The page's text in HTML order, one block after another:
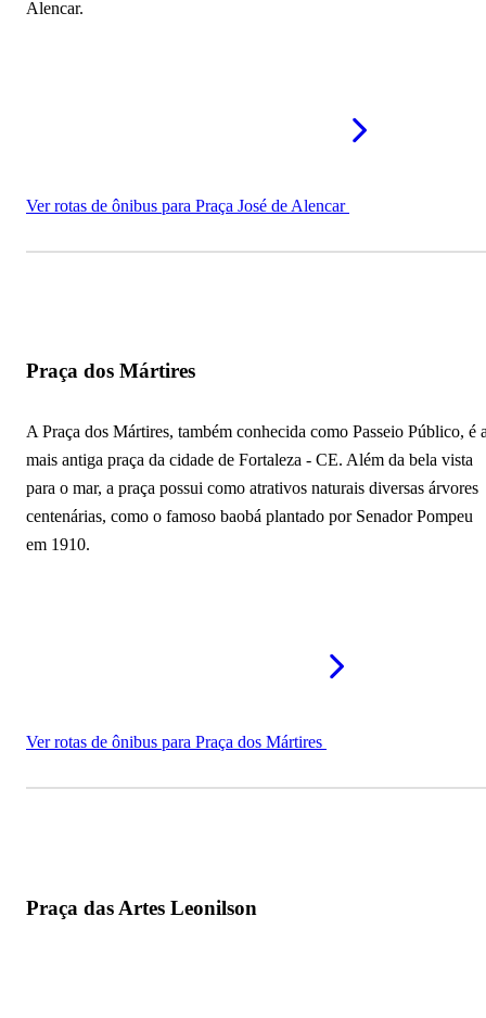
Alencar.
Ver rotas de ônibus para Praça José de Alencar
Praça dos Mártires
A Praça dos Mártires, também conhecida como Passeio Público, é
mais antiga praça da cidade de Fortaleza - CE. Além da bela vista
para o mar, a praça possui como atrativos naturais diversas árvores
centenárias, como o famoso baobá plantado por Senador Pompeu
em 1910.
Ver rotas de ônibus para Praça dos Mártires
Praça das Artes Leonilson